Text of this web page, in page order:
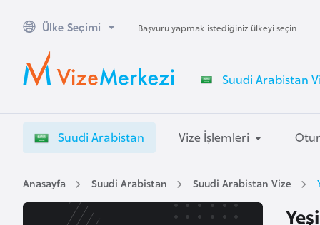
Ülke Seçimi Başvuru yapmak istediğiniz ülkeyi seçin
Suudi Arabistan
Suudi Arabistan Vize İşlemleri
Anasayfa Suudi Arabistan Suudi Arabistan Vize
A
u
s
a
l